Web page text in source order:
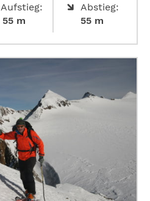
Aufstieg:
55 m
Abstieg:
55 m